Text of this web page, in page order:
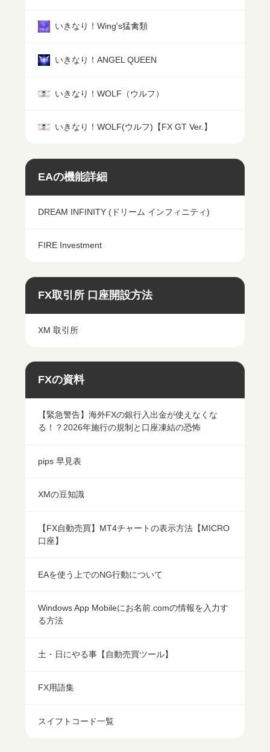
いきなり！Wing's猛禽類
いきなり！ANGEL QUEEN
いきなり！WOLF（ウルフ）
いきなり！WOLF(ウルフ)【FX GT Ver.】
EAの機能詳細
DREAM INFINITY (ドリーム インフィニティ)
FIRE Investment
FX取引所 口座開設方法
XM 取引所
FXの資料
【緊急警告】海外FXの銀行入出金が使えなくな
る！？2026年施行の規制と口座凍結の恐怖
pips 早見表
XMの豆知識
【FX自動売買】MT4チャートの表示方法【MICRO
口座】
EAを使う上でのNG行動について
Windows App Mobileにお名前.comの情報を入力す
る方法
土・日にやる事【自動売買ツール】
FX用語集
スイフトコード一覧